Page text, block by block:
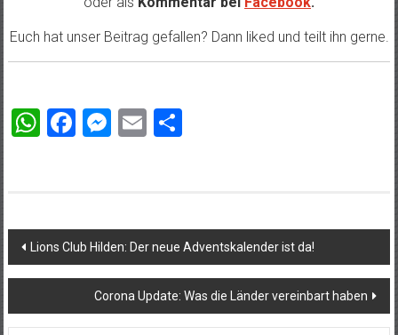
Euch hat unser Beitrag gefallen? Dann liked und teilt ihn gerne.
WhatsApp
Facebook
Messenger
Email
Beitragsnavigation
Lions Club Hilden: Der neue Adventskalender ist da!
Corona Update: Was die Länder vereinbart haben